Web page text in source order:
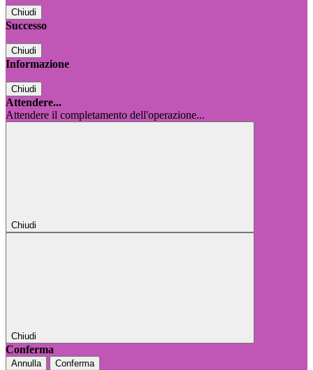
Chiudi
Successo
Chiudi
Informazione
Chiudi
Attendere...
Attendere il completamento dell'operazione...
Chiudi
Chiudi
Conferma
Annulla Conferma